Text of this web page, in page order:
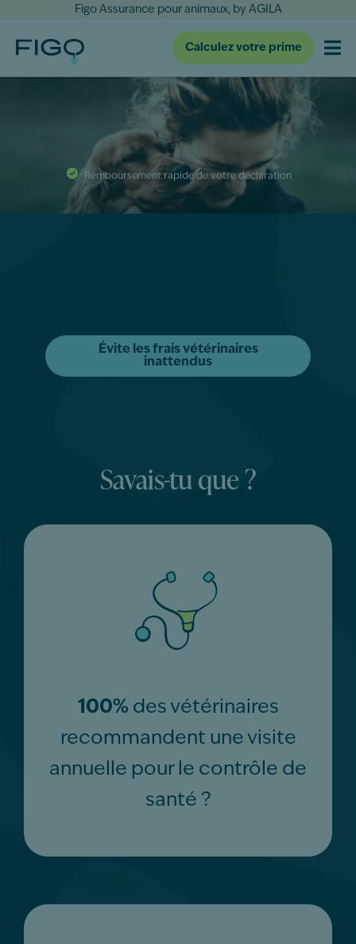
Figo Assurance pour animaux, by AGILA
Calculez votre prime
Remboursement rapide de votre déclaration
Évite les frais vétérinaires
inattendus
Savais-tu que ?
100% des vétérinaires
recommandent une visite
annuelle pour le contrôle de
santé ?